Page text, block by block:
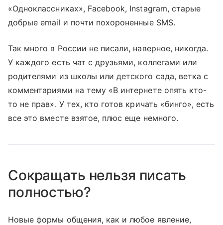
«Одноклассниках», Facebook, Instagram, старые
добрые email и почти похороненные SMS.
Так много в России не писали, наверное, никогда.
У каждого есть чат с друзьями, коллегами или
родителями из школы или детского сада, ветка с
комментариями на тему «В интернете опять кто-
то не прав». У тех, кто готов кричать «бинго», есть
все это вместе взятое, плюс еще немного.
Сокращать нельзя писать
полностью?
Новые формы общения, как и любое явление,